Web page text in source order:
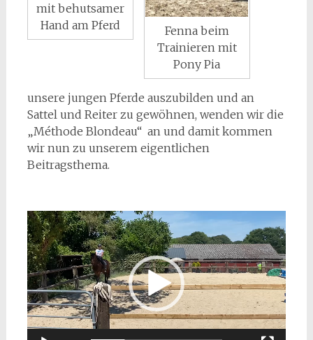
mit behutsamer
Hand am Pferd
Fenna beim
Trainieren mit
Pony Pia
unsere jungen Pferde auszubilden und an
Sattel und Reiter zu gewöhnen, wenden wir die
„Méthode Blondeau“ an und damit kommen
wir nun zu unserem eigentlichen
Beitragsthema.
Video-
Player